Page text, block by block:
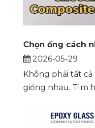
Chọn ống cách
2026-05-29
Không phải tất
giống nhau. Tìm